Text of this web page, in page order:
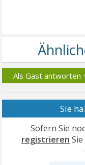
Als Gast antworten
Sie
Sofern Sie
registrieren